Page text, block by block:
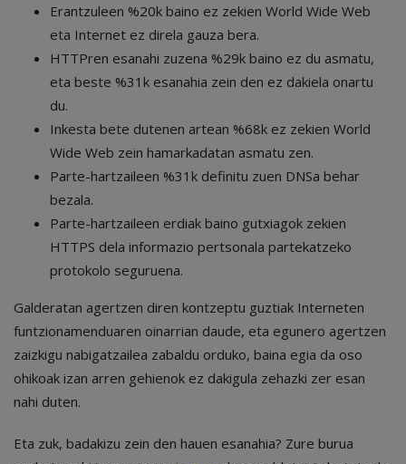
Erantzuleen %20k baino ez zekien World Wide Web
eta Internet ez direla gauza bera.
HTTPren esanahi zuzena %29k baino ez du asmatu,
eta beste %31k esanahia zein den ez dakiela onartu
du.
Inkesta bete dutenen artean %68k ez zekien World
Wide Web zein hamarkadatan asmatu zen.
Parte-hartzaileen %31k definitu zuen DNSa behar
bezala.
Parte-hartzaileen erdiak baino gutxiagok zekien
HTTPS dela informazio pertsonala partekatzeko
protokolo seguruena.
Galderatan agertzen diren kontzeptu guztiak Interneten
funtzionamenduaren oinarrian daude, eta egunero agertzen
zaizkigu nabigatzailea zabaldu orduko, baina egia da oso
ohikoak izan arren gehienok ez dakigula zehazki zer esan
nahi duten.
Eta zuk, badakizu zein den hauen esanahia? Zure burua